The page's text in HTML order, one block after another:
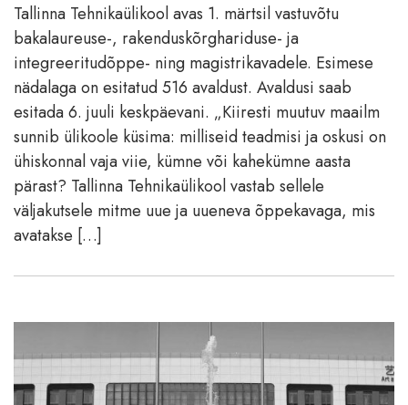
Tallinna Tehnikaülikool avas 1. märtsil vastuvõtu
bakalaureuse-, rakenduskõrghariduse- ja
integreeritudõppe- ning magistrikavadele. Esimese
nädalaga on esitatud 516 avaldust. Avaldusi saab
esitada 6. juuli keskpäevani. „Kiiresti muutuv maailm
sunnib ülikoole küsima: milliseid teadmisi ja oskusi on
ühiskonnal vaja viie, kümne või kahekümne aasta
pärast? Tallinna Tehnikaülikool vastab sellele
väljakutsele mitme uue ja uueneva õppekavaga, mis
avatakse […]